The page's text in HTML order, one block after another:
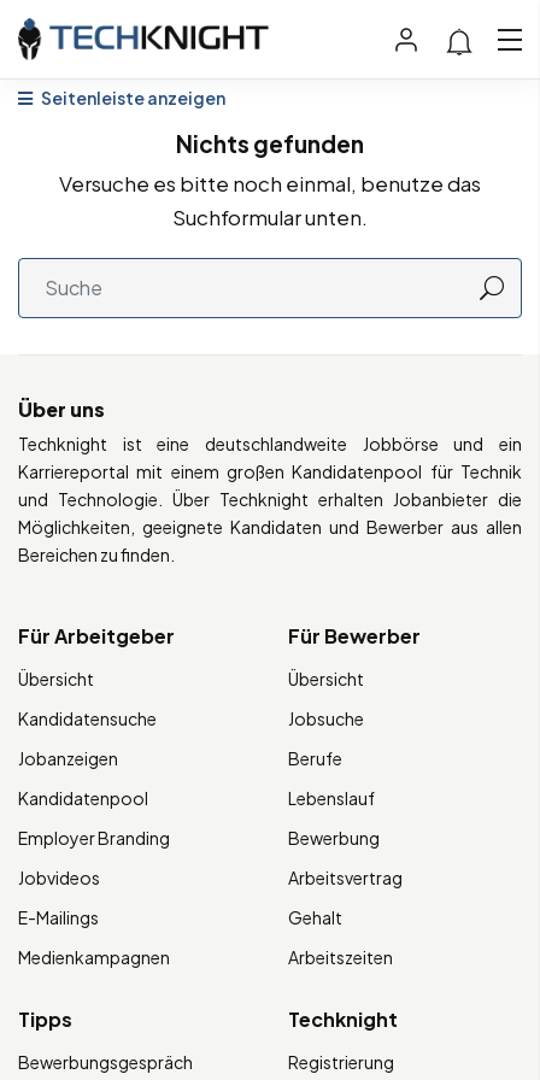
Seitenleiste anzeigen
Nichts gefunden
Versuche es bitte noch einmal, benutze das
Suchformular unten.
Über uns
Techknight ist eine deutschlandweite Jobbörse und ein
Karriereportal mit einem großen Kandidatenpool für Technik
und Technologie. Über Techknight erhalten Jobanbieter die
Möglichkeiten, geeignete Kandidaten und Bewerber aus allen
Bereichen zu finden.
Für Arbeitgeber
Übersicht
Kandidatensuche
Jobanzeigen
Kandidatenpool
Employer Branding
Jobvideos
E-Mailings
Medienkampagnen
Für Bewerber
Übersicht
Jobsuche
Berufe
Lebenslauf
Bewerbung
Arbeitsvertrag
Gehalt
Arbeitszeiten
Tipps
Bewerbungsgespräch
Techknight
Registrierung